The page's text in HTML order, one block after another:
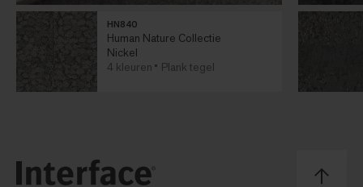
HN840
Human Nature Collectie
Nickel
4 kleuren
Plank tegel